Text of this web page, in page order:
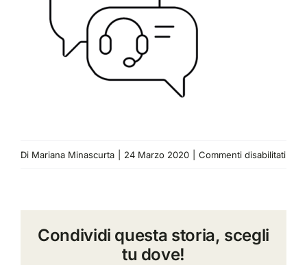
Di Mariana Minascurta 24 Marzo 2020 Commenti disabilitatisu
Condividi questa storia, scegli
tu dove!